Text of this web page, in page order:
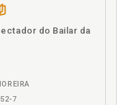
do Bailar da
7